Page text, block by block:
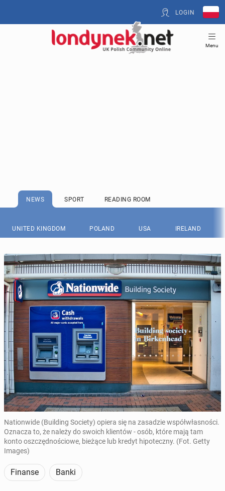
LOGIN
Menu
NEWS SPORT READING ROOM
UNITED KINGDOM POLAND USA IRELAND
Nationwide (Building Society) opiera się na zasadzie współwłasności.
Oznacza to, że należy do swoich klientów - osób, które mają tam
konto oszczędnościowe, bieżące lub kredyt hipoteczny. (Fot. Getty
Images)
Finanse Banki